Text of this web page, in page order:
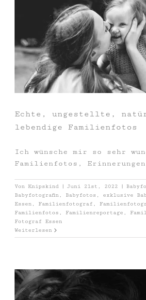
Echte, ungestellte,
lebendige Familienfotos
Ich wünsche mir so sehr
Familienfotos,
Von Knipskind | Juni 21st, 2022 |
Babyfotografin , Babyfotos , exklusive
Essen , Familienfotograf ,
Familienfotos , Familienreportage ,
Fotograf Essen
Weiterlesen